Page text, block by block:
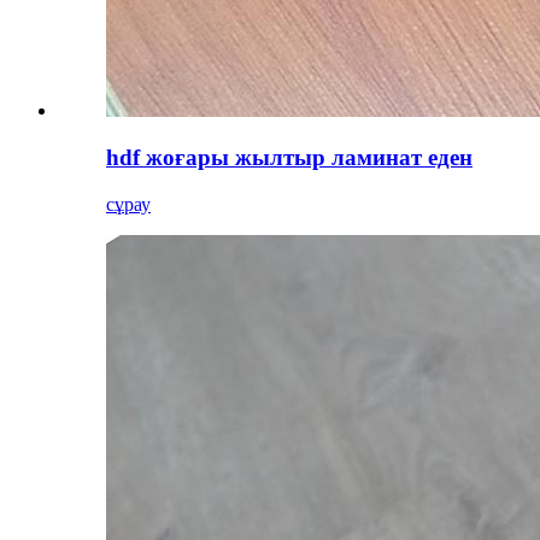
hdf жоғары жылтыр ламинат еден
сұрау